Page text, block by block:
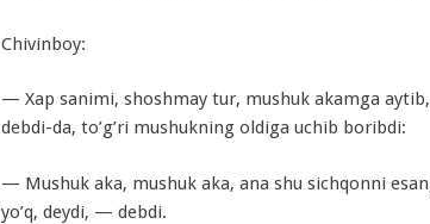
Chivinboy:
— Xap sanimi, shoshmay tur, mushuk akamga
debdi-da, to’g’ri mushukning oldiga uchib boribdi:
— Mushuk aka, mushuk aka, ana shu sichqonni
yo’q, deydi, — debdi.